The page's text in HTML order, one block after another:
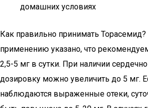
домашних условиях
Как правильно принимать
применению указано, что
2,5-5 мг в сутки. При наличии
дозировку можно увеличить до 5 мг.
наблюдаются выраженные отеки,